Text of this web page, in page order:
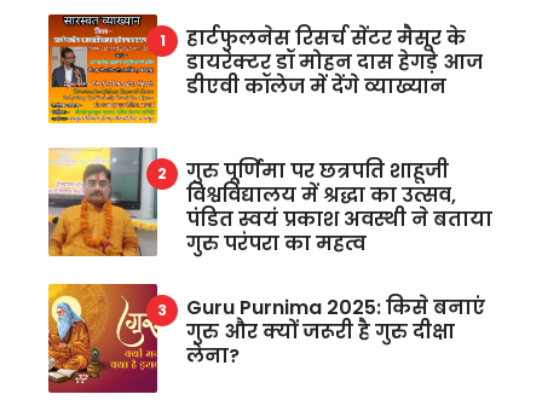
हार्टफुलनेस रिसर्च सेंटर मैसूर के
डायरेक्टर डॉ मोहन दास हेगड़े आज
डीएवी कॉलेज में देंगे व्याख्यान
गुरु पूर्णिमा पर छत्रपति शाहूजी
विश्वविद्यालय में श्रद्धा का उत्सव,
पंडित स्वयं प्रकाश अवस्थी ने बताया
गुरु परंपरा का महत्व
Guru Purnima 2025: किसे बनाएं
गुरु और क्यों जरूरी है गुरु दीक्षा
लेना?